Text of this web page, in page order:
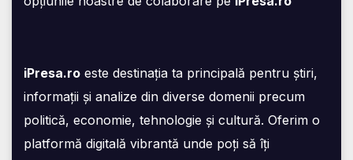
iPresa.ro este destinația ta principală pentru știri,
informații și analize din diverse domenii precum
politică, economie, tehnologie și cultură. Oferim o
platformă digitală vibrantă unde poți să îți